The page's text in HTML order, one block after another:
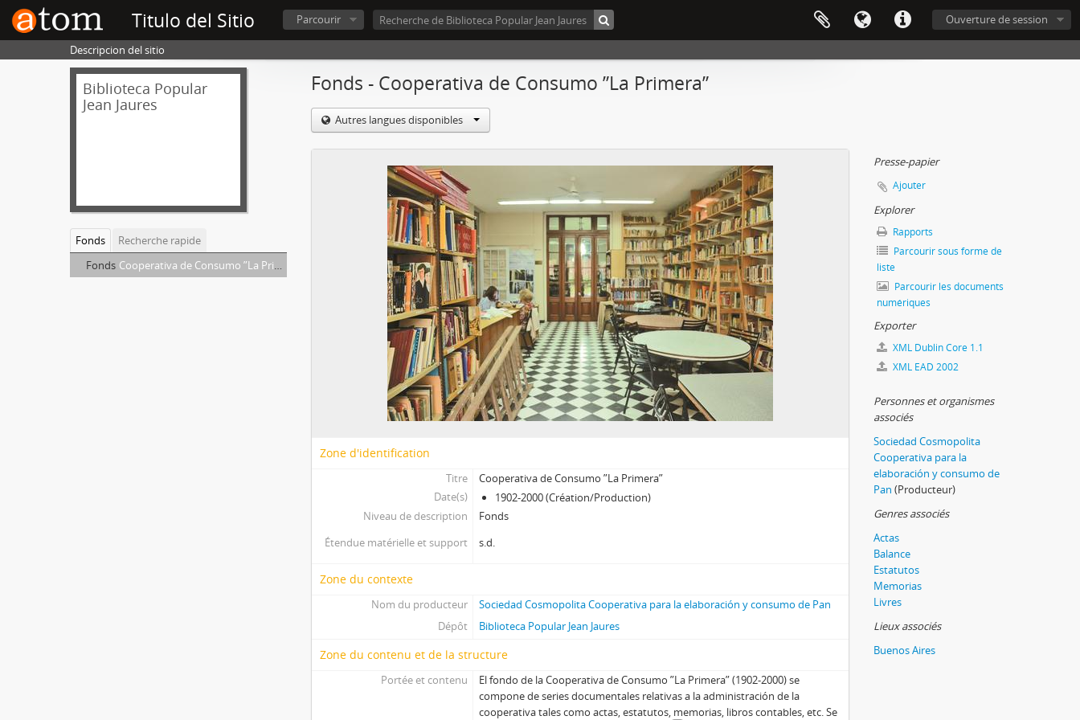
Titulo del Sitio Ouverture de session
Parcourir
Descripcion del sitio
Biblioteca Popular
Jean Jaures
Fonds
Recherche rapide
Fonds Cooperativa de Consumo ”La Primera”
Fonds - Cooperativa de Consumo ”La Primera”
Autres langues disponibles
Zone d'identification
Titre
Cooperativa de Consumo ”La Primera”
Date(s)
1902-2000 (Création/Production)
Niveau de description
Fonds
Étendue matérielle et support
s.d.
Zone du contexte
Nom du producteur
Sociedad Cosmopolita Cooperativa para la elaboración y consumo de Pan
Dépôt
Biblioteca Popular Jean Jaures
Zone du contenu et de la structure
Portée et contenu
El fondo de la Cooperativa de Consumo ”La Primera” (1902-2000) se
compone de series documentales relativas a la administración de la
cooperativa tales como actas, estatutos, memorias, libros contables, etc. Se
Presse-papier
Ajouter
Explorer
Rapports
Parcourir sous forme de
liste
Parcourir les documents
numériques
Exporter
XML Dublin Core 1.1
XML EAD 2002
Personnes et organismes
associés
Sociedad Cosmopolita
Cooperativa para la
elaboración y consumo de
Pan (Producteur)
Genres associés
Actas
Balance
Estatutos
Memorias
Livres
Lieux associés
Buenos Aires